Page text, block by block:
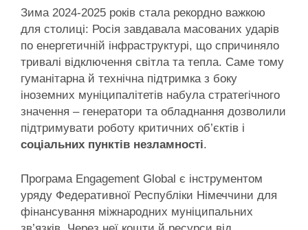
Зима 2024-2025 років стала рекордно важкою
для столиці: Росія завдавала масованих ударів
по енергетичній інфраструктурі, що спричиняло
тривалі відключення світла та тепла. Саме тому
гуманітарна й технічна підтримка з боку
іноземних муніципалітетів набула стратегічного
значення – генератори та обладнання дозволили
підтримувати роботу критичних об’єктів і
соціальних пунктів незламності.
Програма Engagement Global є інструментом
уряду Федеративної Республіки Німеччини для
фінансування міжнародних муніципальних